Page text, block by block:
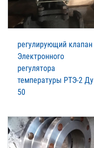
регулирующий клапан
Электронного
регулятора
температуры РТЭ-2 Ду
50